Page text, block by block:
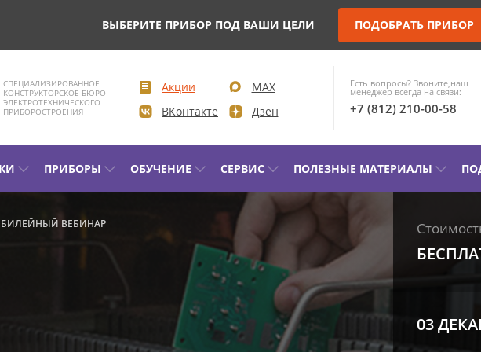
ВЫБЕРИТЕ ПРИБОР ПОД ВАШИ ЦЕЛИ ПОДОБРАТЬ ПРИБОР
СПЕЦИАЛИЗИРОВАННОЕ
КОНСТРУКТОРСКОЕ БЮРО
ЭЛЕКТРОТЕХНИЧЕСКОГО
ПРИБОРОСТРОЕНИЯ
Акции
MAX
ВКонтакте
Дзен
Есть вопросы? Звоните,наш
менеджер всегда на связи:
+7 (812) 210-00-58
ПРИБОРЫ
КОНТРОЛЬ ПАРАМЕТРОВ И
МОНИТОРИНГ ВЫСОКОВОЛЬТНЫХ
ВЫКЛЮЧАТЕЛЕЙ (ВВ)
УПРАВЛЕНИЕ ПРИВОДОМ ВВ И
ПРОВЕРКА МИНИМАЛЬНОГО
НАПРЯЖЕНИЯ СРАБАТЫВАНИЯ
ОБУЧЕНИЕ СЕРВИС ПОЛЕЗНЫЕ МАТЕРИАЛЫ
ВЕБИНАР
03